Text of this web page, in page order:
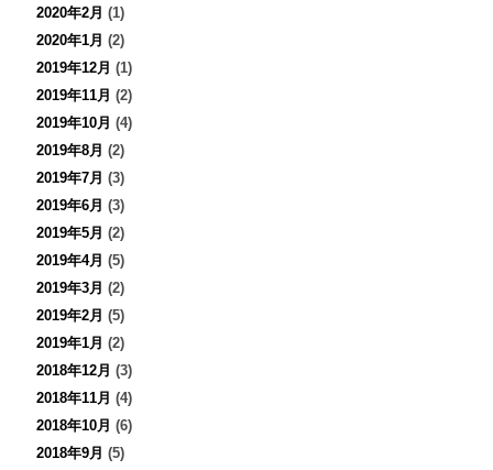
2020年2月 (1)
2020年1月 (2)
2019年12月 (1)
2019年11月 (2)
2019年10月 (4)
2019年8月 (2)
2019年7月 (3)
2019年6月 (3)
2019年5月 (2)
2019年4月 (5)
2019年3月 (2)
2019年2月 (5)
2019年1月 (2)
2018年12月 (3)
2018年11月 (4)
2018年10月 (6)
2018年9月 (5)